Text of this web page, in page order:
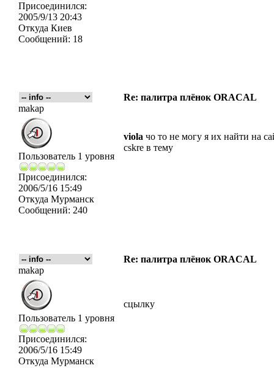
Присоединился:
2005/9/13 20:43
Откуда Киев
Сообщений: 18
Re: палитра плёнок ORACAL
makap
Пользователь 1 уровня
Присоединился:
2006/5/16 15:49
Откуда Мурманск
Сообщений: 240
viola чо то не могу я их найти на
cskre в тему
Re: палитра плёнок ORACAL
makap
Пользователь 1 уровня
Присоединился:
2006/5/16 15:49
Откуда Мурманск
сцылку